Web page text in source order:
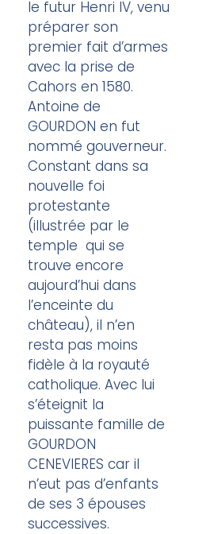
le futur Henri IV, venu
préparer son
premier fait d’armes
avec la prise de
Cahors en 1580.
Antoine de
GOURDON en fut
nommé gouverneur.
Constant dans sa
nouvelle foi
protestante
(illustrée par le
temple qui se
trouve encore
aujourd’hui dans
l’enceinte du
château), il n’en
resta pas moins
fidèle à la royauté
catholique. Avec lui
s’éteignit la
puissante famille de
GOURDON
CENEVIERES car il
n’eut pas d’enfants
de ses 3 épouses
successives.